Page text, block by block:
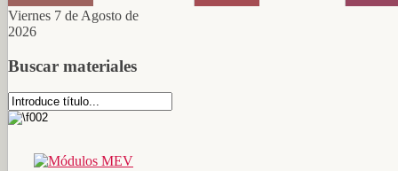
Viernes 7 de Agosto de
2026
Buscar materiales